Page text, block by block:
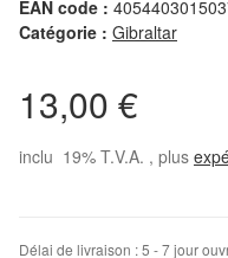
EAN code :
Catégorie : Gibraltar
13,00 €
inclu 19% T.V.A. , plus
Délai de livraison :5 - 7 jour